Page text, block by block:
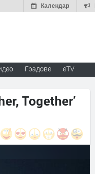
Календар
Градове eTV
Together’